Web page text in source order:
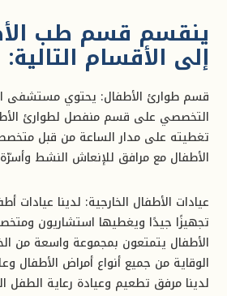
ينقسم قسم طب
إلى الأقسام التالية:
قسم طوارئ الأطفال: يحتوي مستشفى
التخصصي على قسم منفصل لطوارئ
تغطيته على مدار الساعة من قبل
الأطفال مع مرافق للإنعاش النشط
عيادات الأطفال الخارجية: لدينا عيادات
تجهيزًا جيدًا ويغطيها استشاريون
الأطفال يتمتعون بمجموعة واسعة من
الوقاية من جميع أنواع أمراض الأطفال
لدينا مرفق تطعيم وعيادة رعاية الطفل